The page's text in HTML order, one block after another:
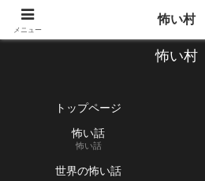
【1760話以上】怖い話と不思議な話
怖い村
トップページ
怖い話
怖い話
世界の怖い話
メニュー
怖い村